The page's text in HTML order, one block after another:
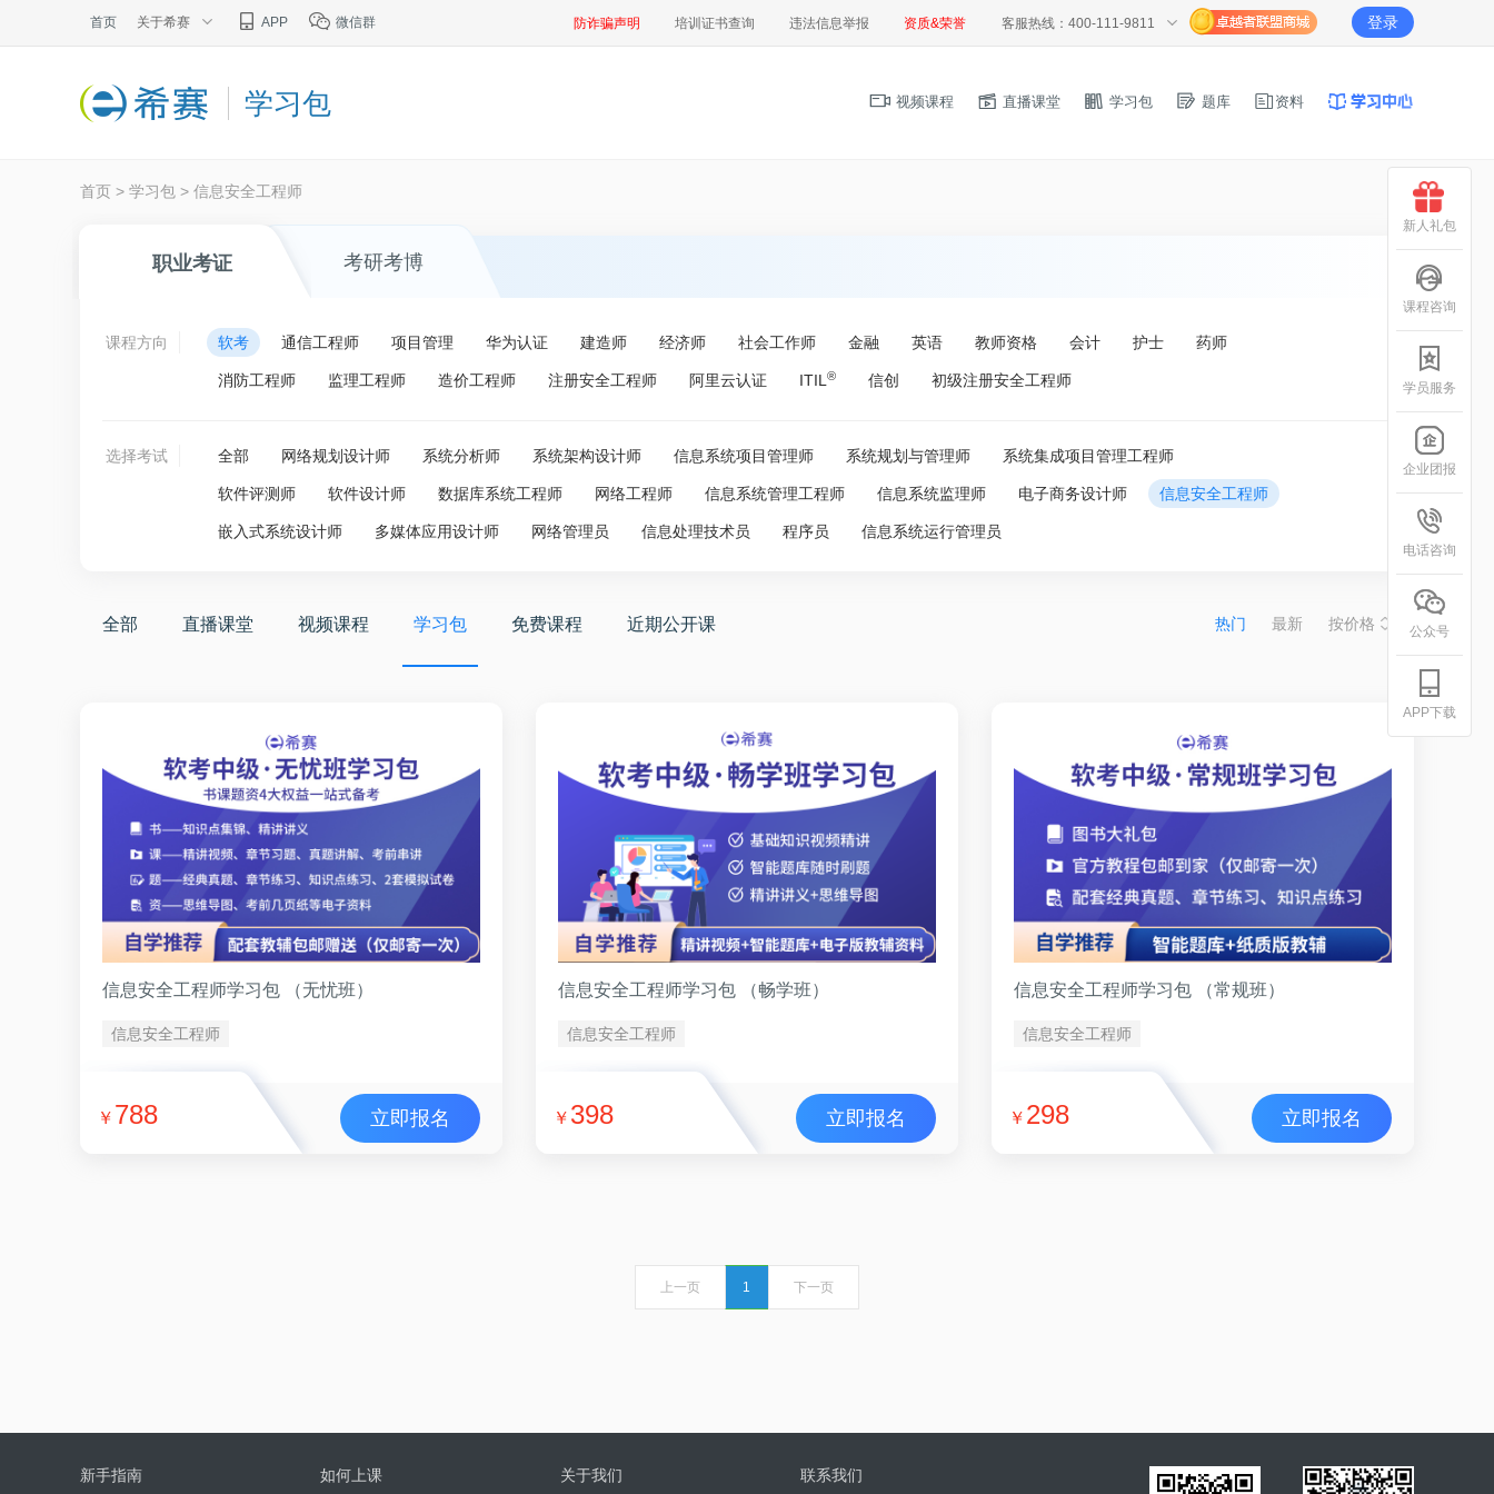
首页 关于希赛 APP 微信群 防诈骗声明 培训证书查询 违法信息举报 资质&荣誉 客服热线：400-111-9811 登录
学习包 视频课程 直播课堂 学习包 题库 资料
首页 > 学习包 > 信息安全工程师
职业考证 考研考博
课程方向 软考 通信工程师 项目管理 华为认证 建造师 经济师 社会工作师 金融 英语 教师资格 会计 护士 药师
消防工程师 监理工程师 造价工程师 注册安全工程师 阿里云认证 ITIL ® 信创 初级注册安全工程师
选择考试 全部 网络规划设计师 系统分析师 系统架构设计师 信息系统项目管理师 系统规划与管理师 系统集成项目管理工程师
软件评测师 软件设计师 数据库系统工程师 网络工程师 信息系统管理工程师 信息系统监理师 电子商务设计师 信息安全工程师
嵌入式系统设计师 多媒体应用设计师 网络管理员 信息处理技术员 程序员 信息系统运行管理员
全部 直播课堂 视频课程 学习包 免费课程 近期公开课 热门 最新 按价格
信息安全工程师学习包 （无忧班）
信息安全工程师
￥ 788 立即报名
信息安全工程师学习包 （畅学班）
信息安全工程师
￥ 398 立即报名
信息安全工程师学习包 （常规班）
信息安全工程师
￥ 298 立即报名
上一页 1 下一页
新手指南 如何上课 关于我们 联系我们
新人礼包
课程咨询
学员服务
企业团报
电话咨询
公众号
APP下载